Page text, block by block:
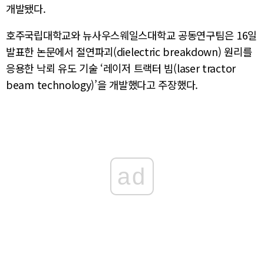
개발됐다.
호주국립대학교와 뉴사우스웨일스대학교 공동연구팀은 16일
발표한 논문에서 절연파괴(dielectric breakdown) 원리를
응용한 낙뢰 유도 기술 ‘레이저 트랙터 빔(laser tractor
beam technology)’을 개발했다고 주장했다.
ad